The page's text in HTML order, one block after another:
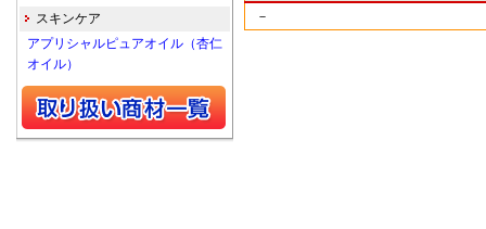
－
スキンケア
アプリシャルピュアオイル（杏仁
オイル）